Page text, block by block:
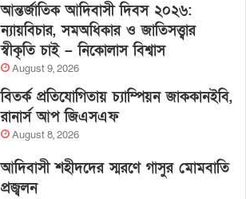
আন্তর্জাতিক আদিবাসী দিবস ২০২৬:
ন্যায়বিচার, সমঅধিকার ও জাতিসত্ত্বার
স্বীকৃতি চাই – নিকোলাস বিশ্বাস
August 9, 2026
বিতর্ক প্রতিযোগিতায় চ্যাম্পিয়ন জাককানইবি,
রানার্স আপ জিএসএফ
August 8, 2026
আদিবাসী শহীদদের স্মরণে গাসুর মোমবাতি
প্রজ্বলন